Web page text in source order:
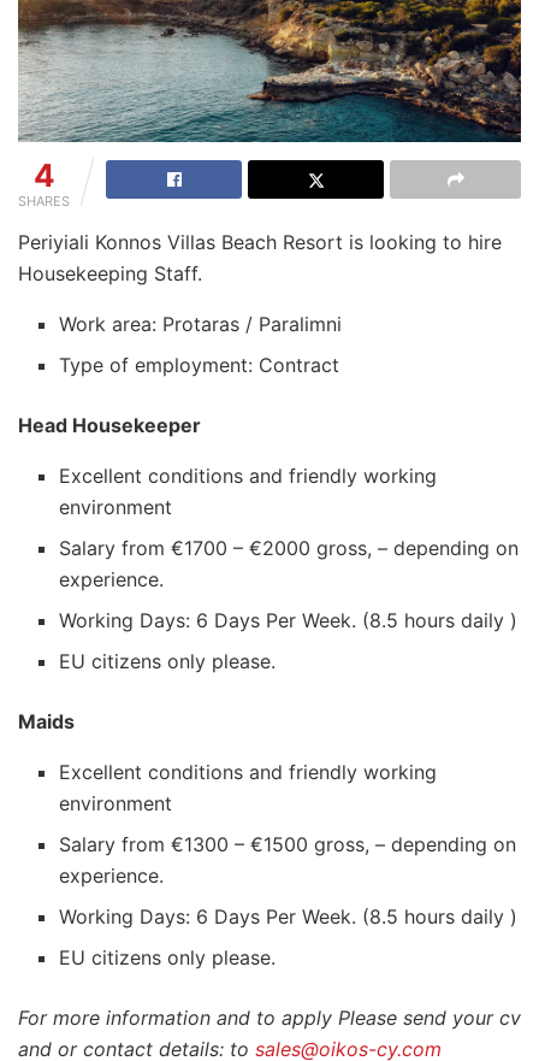
4
SHARES
Periyiali Konnos Villas Beach Resort is looking to hire
Housekeeping Staff.
Work area: Protaras / Paralimni
Type of employment: Contract
Head Housekeeper
Excellent conditions and friendly working
environment
Salary from €1700 – €2000 gross, – depending on
experience.
Working Days: 6 Days Per Week. (8.5 hours daily )
EU citizens only please.
Maids
Excellent conditions and friendly working
environment
Salary from €1300 – €1500 gross, – depending on
experience.
Working Days: 6 Days Per Week. (8.5 hours daily )
EU citizens only please.
For more information and to apply Please send your cv
and or contact details: to sales@oikos-cy.com